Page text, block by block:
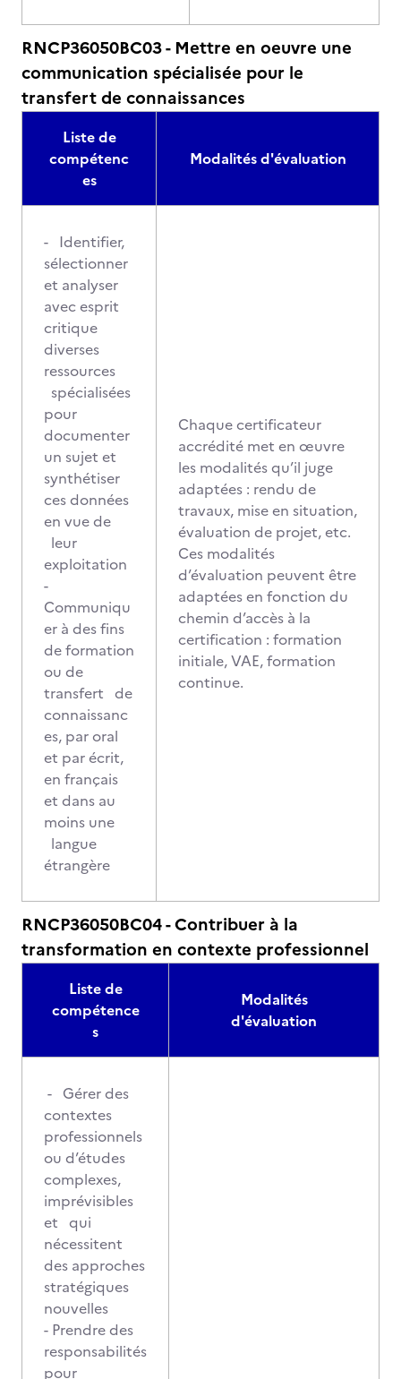
RNCP36050BC03 - Mettre en oeuvre une
communication spécialisée pour le
transfert de connaissances
Liste de
compétenc
es
Modalités d'évaluation
- Identifier,
sélectionner
et analyser
avec esprit
critique
diverses
ressources
spécialisées
pour
documenter
un sujet et
synthétiser
ces données
en vue de
leur
exploitation
-
Communiqu
er à des fins
de formation
ou de
transfert de
connaissanc
es, par oral
et par écrit,
en français
et dans au
moins une
langue
étrangère
Chaque certificateur
accrédité met en œuvre
les modalités qu’il juge
adaptées : rendu de
travaux, mise en situation,
évaluation de projet, etc.
Ces modalités
d’évaluation peuvent être
adaptées en fonction du
chemin d’accès à la
certification : formation
initiale, VAE, formation
continue.
RNCP36050BC04 - Contribuer à la
transformation en contexte professionnel
Liste de
compétence
s
Modalités
d'évaluation
- Gérer des
contextes
professionnels
ou d’études
complexes,
imprévisibles
et qui
nécessitent
des approches
stratégiques
nouvelles
- Prendre des
responsabilités
pour